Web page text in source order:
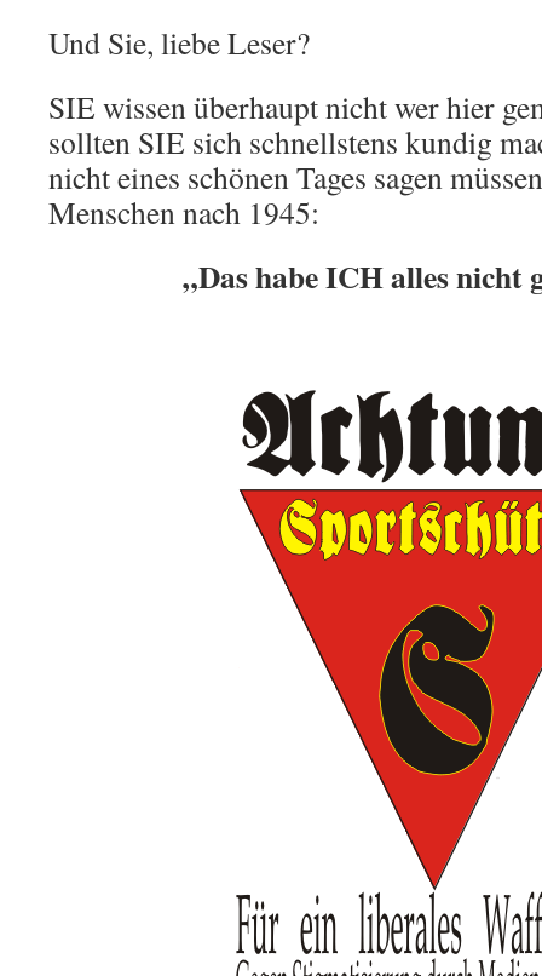
Und Sie, liebe Leser?
SIE wissen überhaupt nicht wer hier
sollten SIE sich schnellstens kundig
nicht eines schönen Tages sagen
Menschen nach 1945:
„Das habe ICH alles nicht